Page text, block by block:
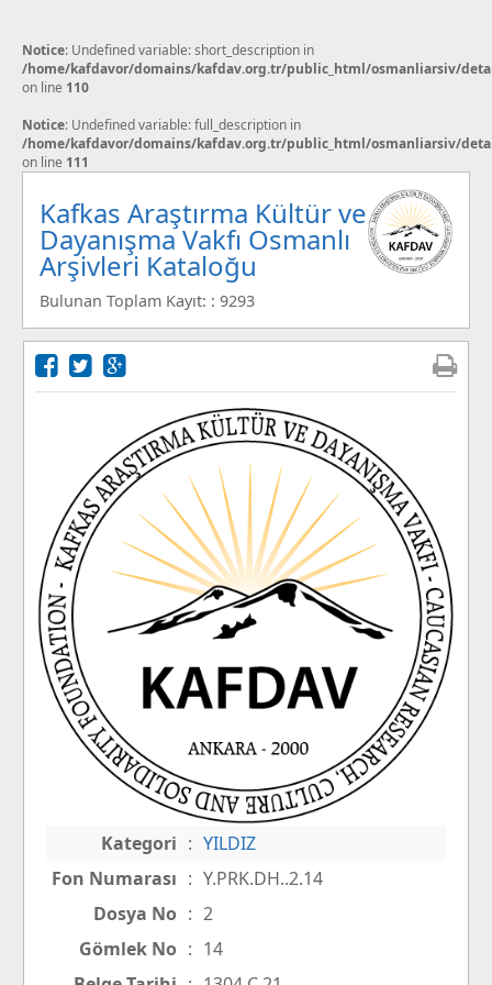
Notice: Undefined variable: short_description in
/home/kafdavor/domains/kafdav.org.tr/public_html/osmanliarsiv/
on line 110
Notice: Undefined variable: full_description in
/home/kafdavor/domains/kafdav.org.tr/public_html/osmanliarsiv/
on line 111
Kafkas Araştırma Kültür ve
Dayanışma Vakfı Osmanlı
Arşivleri Kataloğu
Bulunan Toplam Kayıt: : 9293
Kategori : YILDIZ
Fon Numarası : Y.PRK.DH..2.14
Dosya No : 2
Gömlek No : 14